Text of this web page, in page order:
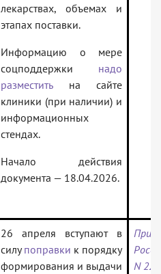
лекарствах, объемах и
этапах поставки.
Информацию о мере
соцподдержки надо
разместитьна сайте
клиники (при наличии) и
информационных
стендах.
Начало действия
документа — 18.04.2026.
26 апреля вступают в
силупоправки к порядку
формирования и выдачи
N